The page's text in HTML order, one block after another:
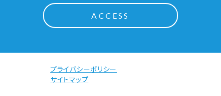
ACCESS
プライバシーポリシー
サイトマップ